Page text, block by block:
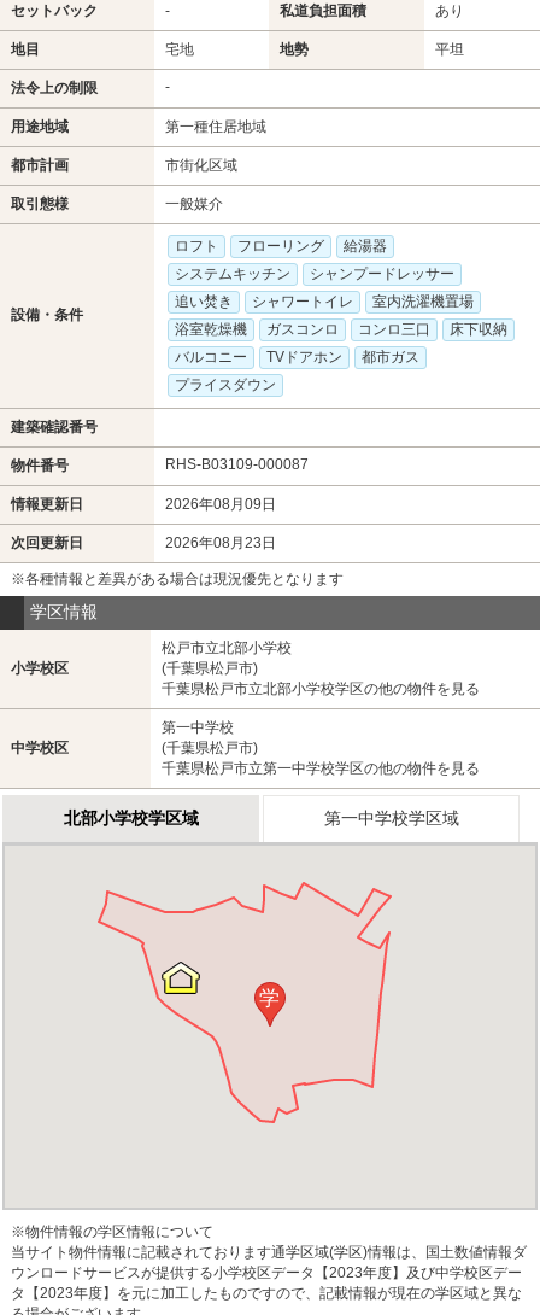
セットバック - 私道負担面積 あり
地目 宅地 地勢 平坦
法令上の制限 -
用途地域 第一種住居地域
都市計画 市街化区域
取引態様 一般媒介
設備・条件
ロフト フローリング
給湯器
システムキッチン
シャンプードレッサー
追い焚き
シャワートイレ
室内洗濯機置場
浴室乾燥機
ガスコンロ コンロ三口
床下収納
バルコニー
TVドアホン
都市ガス
プライスダウン
建築確認番号
物件番号 RHS-B03109-000087
情報更新日 2026年08月09日
次回更新日 2026年08月23日
※各種情報と差異がある場合は現況優先となります
学区情報
小学校区
松戸市立北部小学校
(千葉県松戸市)
千葉県松戸市立北部小学校学区の他の物件を見る
中学校区
第一中学校
(千葉県松戸市)
千葉県松戸市立第一中学校学区の他の物件を見る
北部小学校学区域 第一中学校学区域
学
※物件情報の学区情報について
当サイト物件情報に記載されております通学区域(学区)情報は、国土数値情報ダ
ウンロードサービスが提供する小学校区データ【2023年度】及び中学校区デー
タ【2023年度】を元に加工したものですので、記載情報が現在の学区域と異な